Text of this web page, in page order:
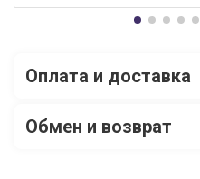
Оплата и доставка
Обмен и возврат